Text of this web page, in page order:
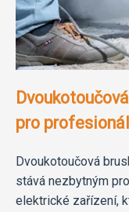
pro
Dvoukotoučová
stává nezbytným
elektrické zařízení,